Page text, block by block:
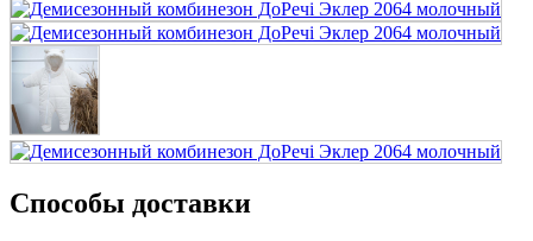
Способы доставки